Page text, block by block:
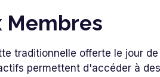
Membres
traditionnelle offerte le jour
permettent d'accéder à